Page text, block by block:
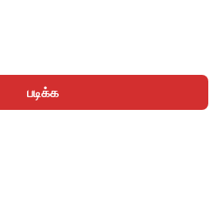
படிக்க
எழுத கட்டுரைகள் உள்நுழைக